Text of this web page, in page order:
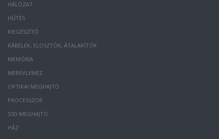
HÁLÓZAT
HŰTÉS
KIEGÉSZÍTŐ
KÁBELEK, ELOSZTÓK, ÁTALAKÍTÓK
MEMÓRIA
MEREVLEMEZ
OPTIKAI MEGHAJTÓ
PROCESSZOR
SSD MEGHAJTÓ
HÁZ